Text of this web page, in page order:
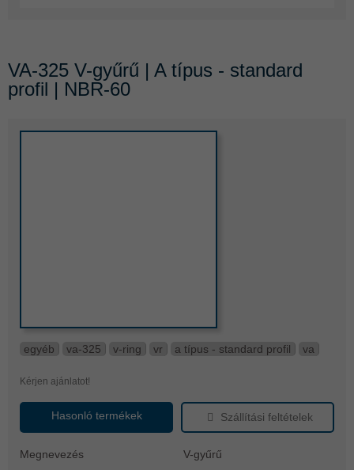
VA-325 V-gyűrű | A típus - standard
profil | NBR-60
egyéb va-325 v-ring vr a típus - standard profil va
Kérjen ajánlatot!
Hasonló termékek Szállítási feltételek
Megnevezés
V-gyűrű